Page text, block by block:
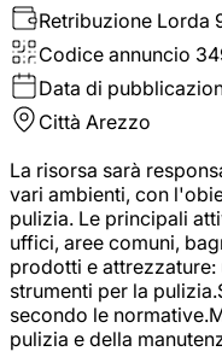
Retribuzione Lorda
Codice annuncio
Data di
Città Arezzo
La risorsa sarà
vari ambienti, con
pulizia. Le principali
uffici, aree comuni,
prodotti e
strumenti per la
secondo le
pulizia e della